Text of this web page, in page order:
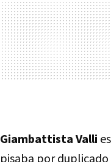
Giambattista Valli
pisaba por